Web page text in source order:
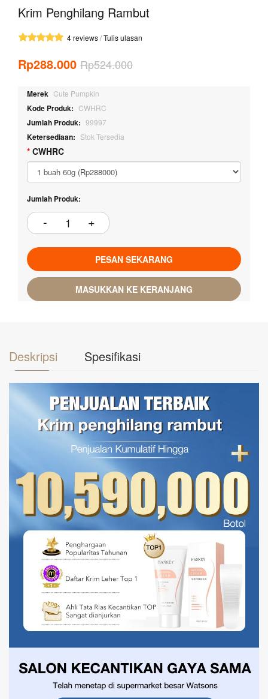
Krim Penghilang Rambut
4 reviews/Tulis ulasan
Rp288.000 Rp524.000
Merek Cute Pumpkin
Kode Produk: CWHRC
Jumlah Produk: 99997
Ketersediaan: Stok Tersedia
CWHRC
Jumlah Produk:
PESAN SEKARANG
MASUKKAN KE KERANJANG
Deskripsi Spesifikasi